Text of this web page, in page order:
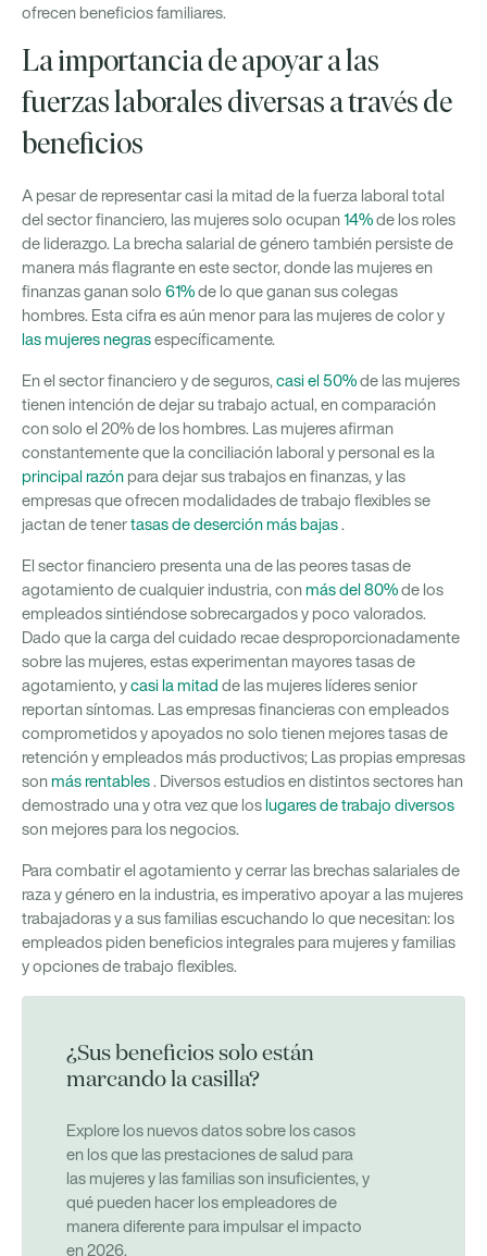
ofrecen beneficios familiares.
La importancia de apoyar a las
fuerzas laborales diversas a través de
beneficios
A pesar de representar casi la mitad de la fuerza laboral total
del sector financiero, las mujeres solo ocupan14%de los roles
de liderazgo. La brecha salarial de género también persiste de
manera más flagrante en este sector, donde las mujeres en
finanzas ganan solo 61%de lo que ganan sus colegas
hombres. Esta cifra es aún menor para las mujeres de color y
las mujeres negrasespecíficamente.
En el sector financiero y de seguros, casi el 50%de las mujeres
tienen intención de dejar su trabajo actual, en comparación
con solo el 20% de los hombres. Las mujeres afirman
constantemente que la conciliación laboral y personal es la
principal razón para dejar sus trabajos en finanzas, y las
empresas que ofrecen modalidades de trabajo flexibles se
jactan de tenertasas de deserción más bajas.
El sector financiero presenta una de las peores tasas de
agotamiento de cualquier industria, conmás del 80%de los
empleados sintiéndose sobrecargados y poco valorados.
Dado que la carga del cuidado recae desproporcionadamente
sobre las mujeres, estas experimentan mayores tasas de
agotamiento, ycasi la mitad de las mujeres líderes senior
reportan síntomas. Las empresas financieras con empleados
comprometidos y apoyados no solo tienen mejores tasas de
retención y empleados más productivos; Las propias empresas
sonmás rentables. Diversos estudios en distintos sectores han
demostrado una y otra vez que los lugares de trabajo diversos
son mejores para los negocios.
Para combatir el agotamiento y cerrar las brechas salariales de
raza y género en la industria, es imperativo apoyar a las mujeres
trabajadoras y a sus familias escuchando lo que necesitan: los
empleados piden beneficios integrales para mujeres y familias
y opciones de trabajo flexibles.
¿Sus beneficios solo están
marcando la casilla?
Explore los nuevos datos sobre los casos
en los que las prestaciones de salud para
las mujeres y las familias son insuficientes, y
qué pueden hacer los empleadores de
manera diferente para impulsar el impacto
en 2026.